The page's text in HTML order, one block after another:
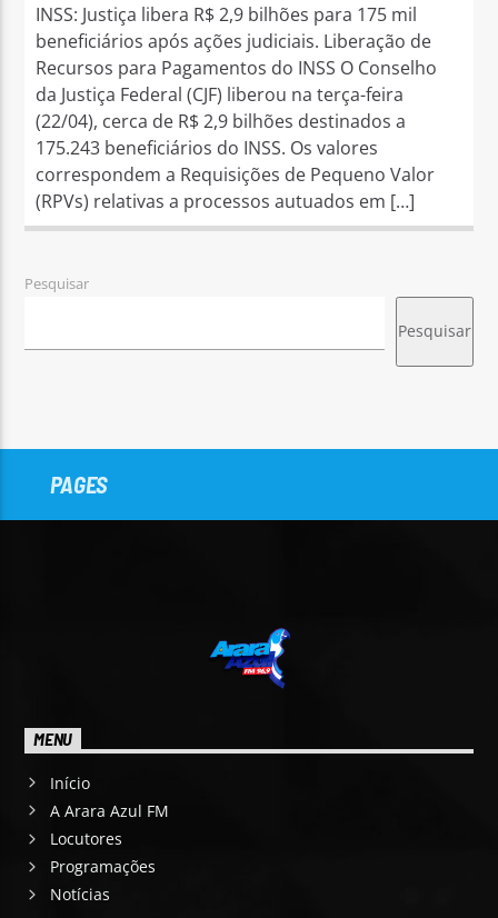
INSS: Justiça libera R$ 2,9 bilhões para 175 mil
beneficiários após ações judiciais. Liberação de
Recursos para Pagamentos do INSS O Conselho
da Justiça Federal (CJF) liberou na terça-feira
(22/04), cerca de R$ 2,9 bilhões destinados a
175.243 beneficiários do INSS. Os valores
correspondem a Requisições de Pequeno Valor
(RPVs) relativas a processos autuados em […]
Pesquisar
Pesquisar
PAGES
MENU
Início
A Arara Azul FM
Locutores
Programações
Notícias